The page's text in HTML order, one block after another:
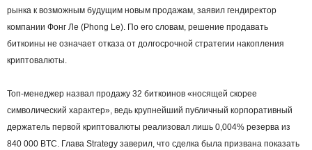
рынка к возможным будущим новым продажам, заявил гендиректор
компании Фонг Ле (Phong Le). По его словам, решение продавать
биткоины не означает отказа от долгосрочной стратегии накопления
криптовалюты.
Топ-менеджер назвал продажу 32 биткоинов «носящей скорее
символический характер», ведь крупнейший публичный корпоративный
держатель первой криптовалюты реализовал лишь 0,004% резерва из
840 000 BTC. Глава Strategy заверил, что сделка была призвана показать